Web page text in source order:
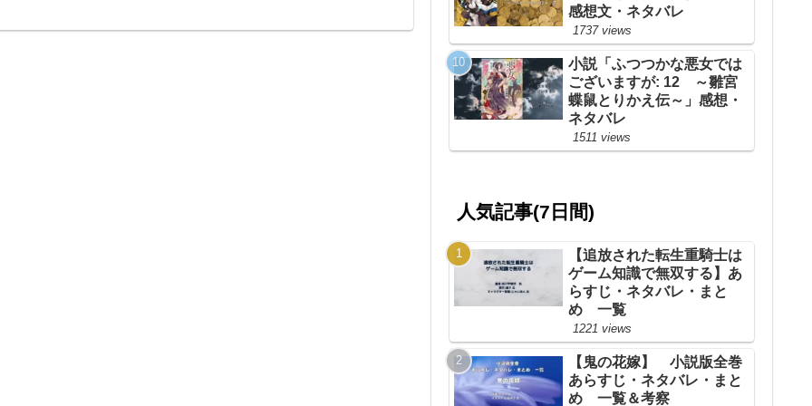
感想文・ネタバレ
1737 views
小説「ふつつかな悪女では
ございますが: 12 ～雛宮
蝶鼠とりかえ伝～」感想・
ネタバレ
1511 views
人気記事(7日間)
【追放された転生重騎士は
ゲーム知識で無双する】あ
らすじ・ネタバレ・まと
め 一覧
1221 views
【鬼の花嫁】 小説版全巻
あらすじ・ネタバレ・まと
め 一覧＆考察